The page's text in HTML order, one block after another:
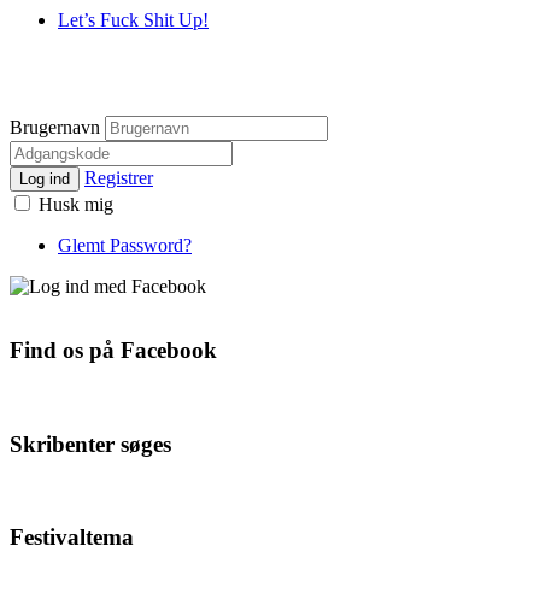
Let’s Fuck Shit Up!
Brugernavn
Log ind
Registrer
Husk mig
Glemt Password?
Find os på Facebook
Skribenter søges
Festivaltema